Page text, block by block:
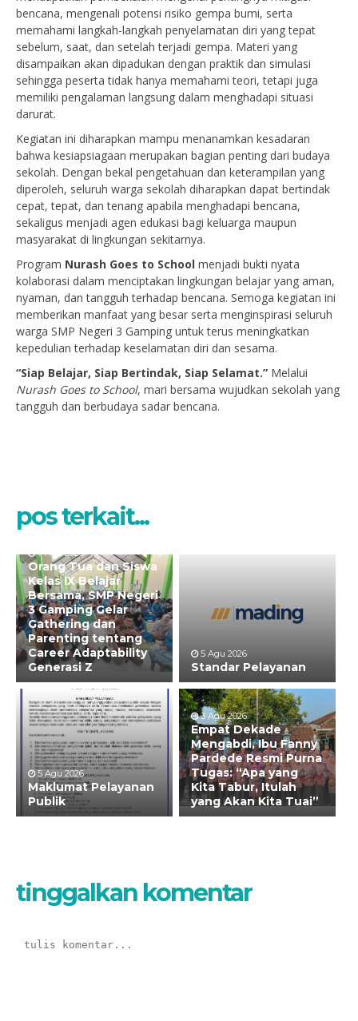
bencana, mengenali potensi risiko gempa bumi, serta
memahami langkah-langkah penyelamatan diri yang tepat
sebelum, saat, dan setelah terjadi gempa. Materi yang
disampaikan akan dipadukan dengan praktik dan simulasi
sehingga peserta tidak hanya memahami teori, tetapi juga
memiliki pengalaman langsung dalam menghadapi situasi
darurat.
Kegiatan ini diharapkan mampu menanamkan kesadaran
bahwa kesiapsiagaan merupakan bagian penting dari budaya
sekolah. Dengan bekal pengetahuan dan keterampilan yang
diperoleh, seluruh warga sekolah diharapkan dapat bertindak
cepat, tepat, dan tenang apabila menghadapi bencana,
sekaligus menjadi agen edukasi bagi keluarga maupun
masyarakat di lingkungan sekitarnya.
Program Nurash Goes to School menjadi bukti nyata
kolaborasi dalam menciptakan lingkungan belajar yang aman,
nyaman, dan tangguh terhadap bencana. Semoga kegiatan ini
memberikan manfaat yang besar serta menginspirasi seluruh
warga SMP Negeri 3 Gamping untuk terus meningkatkan
kepedulian terhadap keselamatan diri dan sesama.
“Siap Belajar, Siap Bertindak, Siap Selamat.” Melalui
Nurash Goes to School, mari bersama wujudkan sekolah yang
tangguh dan berbudaya sadar bencana.
pos terkait...
7 Agu 2026
Orang Tua dan Siswa
Kelas IX Belajar
Bersama, SMP Negeri
3 Gamping Gelar
Gathering dan
Parenting tentang
Career Adaptability
Generasi Z
5 Agu 2026
Standar Pelayanan
5 Agu 2026
Maklumat Pelayanan
Publik
3 Agu 2026
Empat Dekade
Mengabdi, Ibu Fanny
Pardede Resmi Purna
Tugas: “Apa yang
Kita Tabur, Itulah
yang Akan Kita Tuai”
tinggalkan komentar